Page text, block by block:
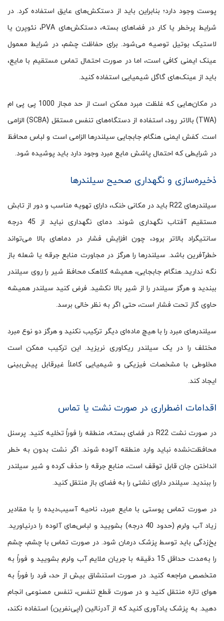
پوست وجود دارد؛ بنابراین باید از دستکش‌های عایق استفاده کرد. در
شرایط پرخطر یا کار در فضاهای بسته، دستکش‌های PVA، نئوپرن یا
لاستیک بوتیل توصیه می‌شود. برای حفاظت چشم، در شرایط معمول
عینک ایمنی کافی است، اما در صورت احتمال تماس مستقیم با مایع،
باید از عینک‌های گاگل شیمیایی استفاده کنید.
در مکان‌هایی که غلظت مبرد ممکن است از حد مجاز 1000 پی پی ام
(TWA) بالاتر رود، استفاده از دستگاه‌های تنفس مستقل (SCBA) الزامی
است. کفش ایمنی هنگام جابجایی سیلندرها الزامی است و لباس محافظ
در شرایطی که احتمال پاشش مایع مبرد وجود دارد باید پوشیده شود.
ذخیره‌سازی و نگهداری صحیح سیلندرها
سیلندرهای R22 باید در مکانی خنک، دارای تهویه مناسب و دور از تابش
مستقیم آفتاب نگهداری شوند. دمای نگهداری نباید از 45 درجه
سانتیگراد بالاتر برود، چون افزایش فشار در دماهای بالا می‌تواند
خطرآفرین باشد. سیلندرها را هرگز در مجاورت منابع جرقه یا شعله باز
نگه ندارید. هنگام جابجایی، همیشه کلاهک محافظ شیر را روی سیلندر
ببندید و هرگز سیلندر را از شیر بالا نکشید. فرض کنید سیلندر همیشه
حاوی گاز تحت فشار است، حتی اگر به نظر خالی برسد.
سیلندرهای مبرد را با هیچ ماده‌ای دیگر ترکیب نکنید و هرگز دو نوع مبرد
مختلف را در یک سیلندر ریکاوری نریزید. این ترکیب ممکن است
مخلوطی با مشخصات فیزیکی و شیمیایی کاملاً غیرقابل پیش‌بینی
ایجاد کند.
اقدامات اضطراری در صورت نشت یا تماس
در صورت نشت R22 در فضای بسته، منطقه را فوراً تخلیه کنید. پرسنل
محافظت‌نشده نباید وارد منطقه آلوده شوند. اگر نشت بدون به خطر
انداختن جان قابل توقف است، منابع جرقه را حذف کرده و شیر سیلندر
را ببندید. سیلندر دارای نشتی را به فضای باز منتقل کنید.
در صورت تماس پوستی با مایع مبرد، ناحیه‌ آسیب‌دیده را با مقادیر
زیاد آب ولرم (حدود 40 درجه) بشویید و لباس‌های آلوده را درنیاورید.
یخ‌زدگی باید توسط پزشک درمان شود. در صورت تماس با چشم، چشم
را به‌مدت حداقل 15 دقیقه با جریان ملایم آب ولرم بشویید و فوراً به
متخصص مراجعه کنید. در صورت استنشاق بیش از حد، فرد را فوراً به
هوای تازه منتقل کنید و در صورت قطع تنفس، تنفس مصنوعی انجام
دهید. به پزشک یادآوری کنید که از آدرنالین (اپی‌نفرین) استفاده نکند،